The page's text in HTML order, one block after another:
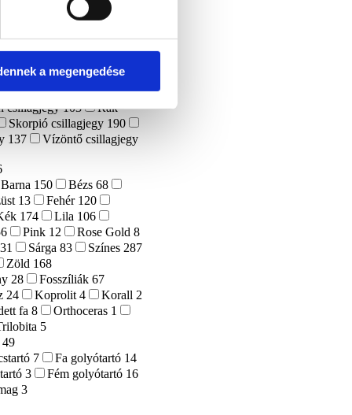
a megengedése
27
Kos csillagjegy111
80
Nyilas csillagjegy
csillagjegy103
Rák
Skorpió csillagjegy 190
137
Vízöntő csillagjegy
Barna 150 Bézs68
13 Fehér 120
174 Lila 106
Pink 12 Rose Gold8
Sárga83 Színes 287
Zöld 168
28 Fosszíliák67
24 Koprolit4 Korall 2
fa8 Orthoceras 1
5
49
7 Fa golyótartó 14
3 Fém golyótartó 16
3